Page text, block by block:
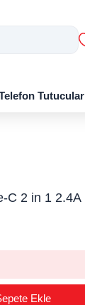
Tutucular
2 in 1 2.4A
Ekle